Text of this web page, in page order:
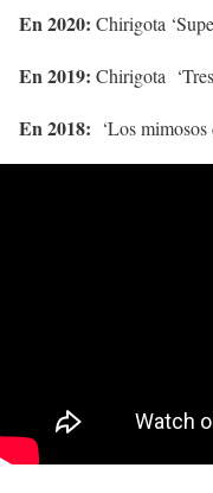
En 2020: Chirigota
En 2019: Chirigota
En 2018: ‘Los mimosos